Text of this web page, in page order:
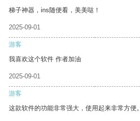
梯子神器，ins随便看，美美哒！
2025-09-01
游客
我喜欢这个软件 作者加油
2025-09-01
游客
这款软件的功能非常强大，使用起来非常方便。